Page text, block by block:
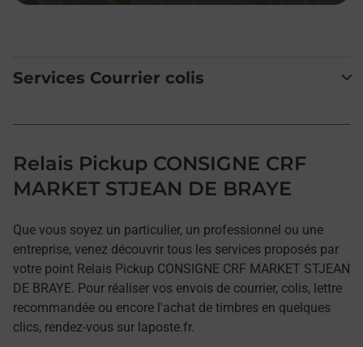
Services Courrier colis
Relais Pickup CONSIGNE CRF
MARKET STJEAN DE BRAYE
Que vous soyez un particulier, un professionnel ou une
entreprise, venez découvrir tous les services proposés par
votre point Relais Pickup CONSIGNE CRF MARKET STJEAN
DE BRAYE. Pour réaliser vos envois de courrier, colis, lettre
recommandée ou encore l'achat de timbres en quelques
clics, rendez-vous sur laposte.fr.